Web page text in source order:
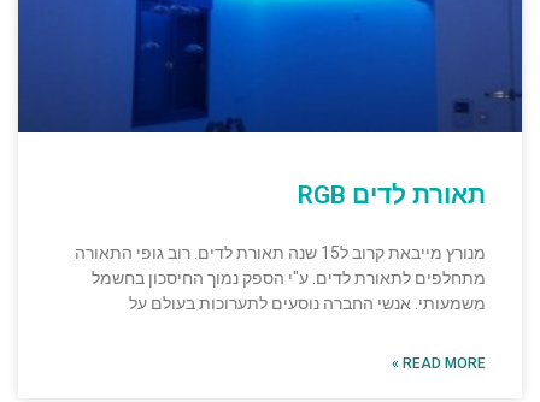
תאורת לדים RGB
מנורץ מייבאת קרוב ל15 שנה תאורת לדים. רוב גופי התאורה
מתחלפים לתאורת לדים. ע"י הספק נמוך החיסכון בחשמל
משמעותי. אנשי החברה נוסעים לתערוכות בעולם על
READ MORE »